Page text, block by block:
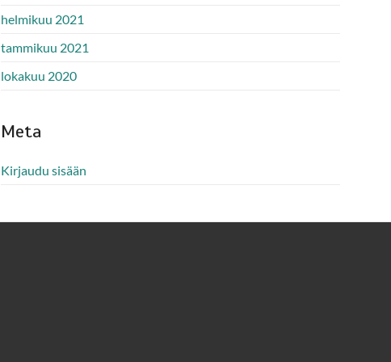
helmikuu 2021
tammikuu 2021
lokakuu 2020
Meta
Kirjaudu sisään